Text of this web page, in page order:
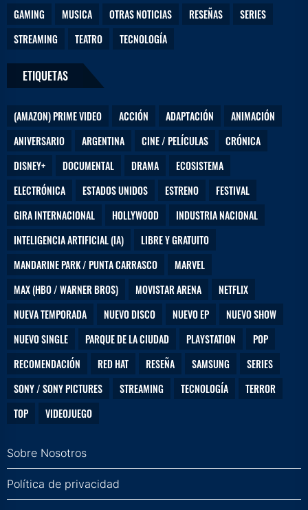
GAMING
MUSICA OTRAS NOTICIAS RESEÑAS
SERIES
STREAMING
TEATRO TECNOLOGÍA
ETIQUETAS
(AMAZON) PRIME VIDEO ACCIÓN ADAPTACIÓN
ANIMACIÓN
ANIVERSARIO
ARGENTINA CINE / PELÍCULAS
CRÓNICA
DISNEY+
DOCUMENTAL DRAMA
ECOSISTEMA
ELECTRÓNICA
ESTADOS UNIDOS ESTRENO
FESTIVAL
GIRA INTERNACIONAL
HOLLYWOOD
INDUSTRIA NACIONAL
INTELIGENCIA ARTIFICIAL (IA)
LIBRE Y GRATUITO
MANDARINE PARK / PUNTA CARRASCO
MARVEL
MAX (HBO / WARNER BROS)
MOVISTAR ARENA
NETFLIX
NUEVA TEMPORADA
NUEVO DISCO NUEVO EP
NUEVO SHOW
NUEVO SINGLE
PARQUE DE LA CIUDAD PLAYSTATION
POP
RECOMENDACIÓN
RED HAT RESEÑA SAMSUNG
SERIES
SONY / SONY PICTURES
STREAMING TECNOLOGÍA
TERROR
TOP
VIDEOJUEGO
Sobre Nosotros
Política de privacidad